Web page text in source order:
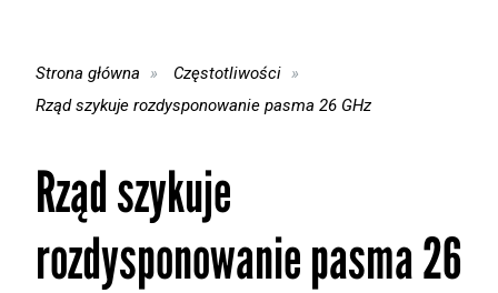
Strona główna
Częstotliwości
Rząd szykuje rozdysponowanie pasma 26 GHz
Rząd szykuje
rozdysponowanie pasma 26